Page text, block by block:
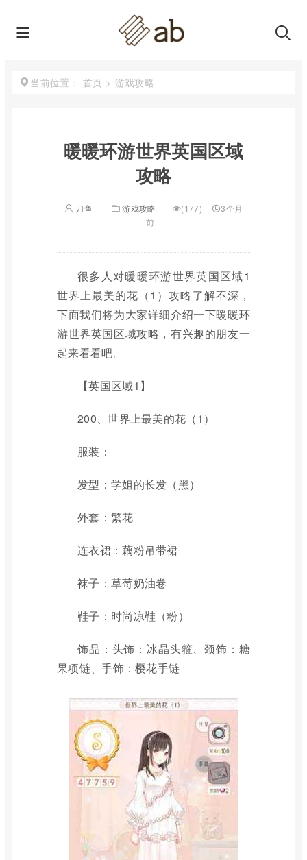
当前位置： 首页 > 游戏攻略
暖暖环游世界英国区域
攻略
刀鱼 游戏攻略 (177)
3个月
前
很多人对暖暖环游世界英国区域1
世界上最美的花（1）攻略了解不深，
下面我们将为大家详细介绍一下暖暖环
游世界英国区域攻略，有兴趣的朋友一
起来看看吧。
【英国区域1】
200、世界上最美的花（1）
服装：
发型：学姐的长发（黑）
外套：繁花
连衣裙：藕粉吊带裙
袜子：草莓奶油卷
鞋子：时尚凉鞋（粉）
饰品：头饰：冰晶头箍、颈饰：糖
果项链、手饰：樱花手链